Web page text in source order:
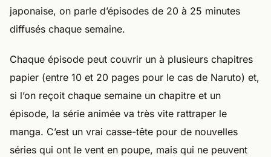
japonaise, on parle d’épisodes de 20 à 25 minutes
diffusés chaque semaine.
Chaque épisode peut couvrir un à plusieurs chapitres
papier (entre 10 et 20 pages pour le cas de Naruto) et,
si l’on reçoit chaque semaine un chapitre et un
épisode, la série animée va très vite rattraper le
manga. C’est un vrai casse-tête pour de nouvelles
séries qui ont le vent en poupe, mais qui ne peuvent